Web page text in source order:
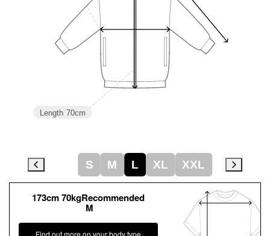
173cm 70kgRecommended
M
Find out more on your body type
Length 70cm
S M L XL XXL